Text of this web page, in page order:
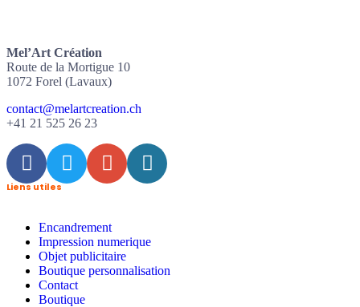
Mel’Art Création
Route de la Mortigue 10
1072 Forel (Lavaux)
contact@melartcreation.ch
+41 21 525 26 23
Liens utiles
Encandrement
Impression numerique
Objet publicitaire
Boutique personnalisation
Contact
Boutique